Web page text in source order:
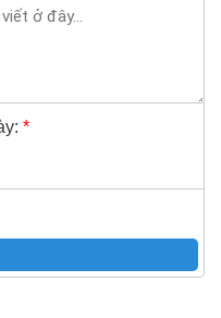
*